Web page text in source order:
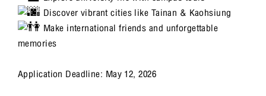
Discover vibrant cities like Tainan & Kaohsiung
Make international friends and unforgettable
memories
Application Deadline: May 12, 2026